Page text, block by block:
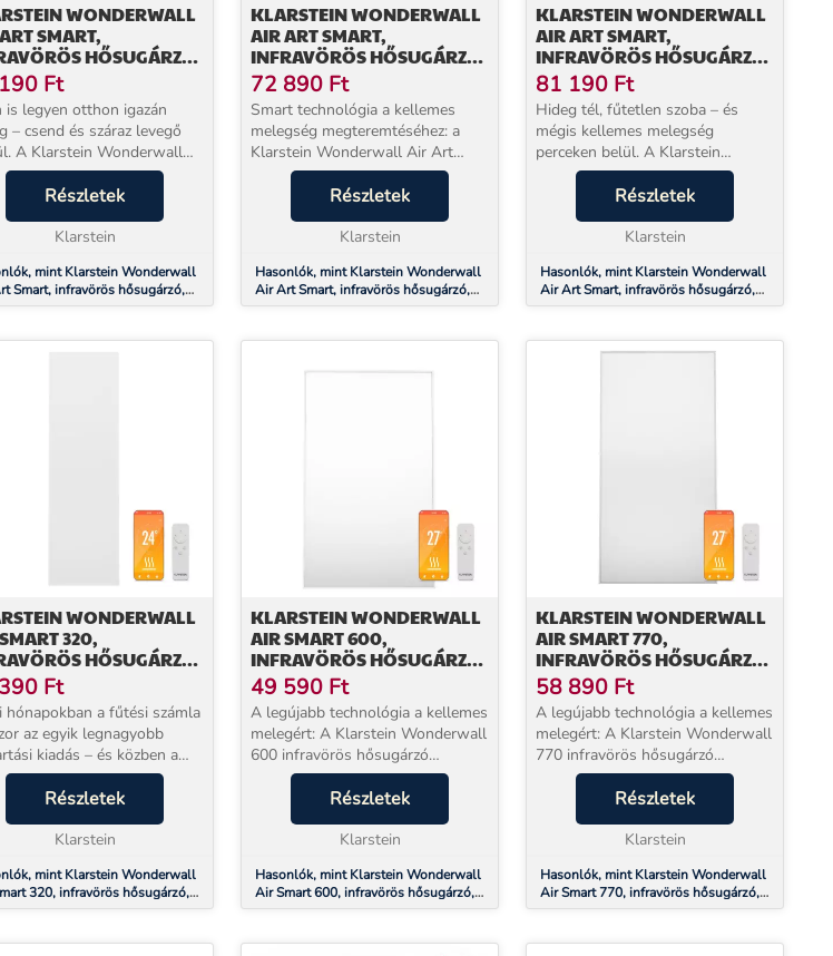
WONDERWALL
SMART,
HŐSUGÁRZÓ,
60 CM, 700 W,
CSILLAGOK
Ft
is legyen otthon igazán
– csend és száraz levegő
A Klarstein Wonderwall
fűtőpanel 600 W
már 2–3 percen
érezhetően melegíti a
anélkü...
Részletek
Klarstein
mint Klarstein Wonderwall
Smart, infravörös hősugárzó,
60 cm, 700 W, alkalmazás,
KLARSTEIN WONDERWALL
AIR ART SMART,
INFRAVÖRÖS HŐSUGÁRZÓ,
120 X 60 CM, 700 W,
ALKALMAZÁS,
NAPFELKELTE
72 890 Ft
Smart technológia a kellemes
melegség megteremtéséhez: a
Klarstein Wonderwall Air Art
Smart infravörös fűtőtest nagyon
hatékonyan és helytakarékosan
hoz meleget bármely helyiségbe,
ugyanakkor nyomott...
Részletek
Klarstein
Hasonlók, mint Klarstein Wonderwall
Air Art Smart, infravörös hősugárzó,
120 x 60 cm, 700 W, alkalmazás,
KLARSTEIN WONDERWALL
AIR ART SMART,
INFRAVÖRÖS HŐSUGÁRZÓ,
120 X 60 CM, 700 W,
ALKALMAZÁS, KERTI
ÖSVÉNY
81 190 Ft
Hideg tél, fűtetlen szoba – és
mégis kellemes melegség
perceken belül. A Klarstein
Wonderwall Art infravörös
fűtőpanel 600 W teljesítménnyel
közvetlenül Önt és a felületeket
melegíti, nem a levegőt. S...
Részletek
Klarstein
Hasonlók, mint Klarstein Wonderwall
Air Art Smart, infravörös hősugárzó,
120 x 60 cm, 700 W, alkalmazás, kerti
WONDERWALL
320,
HŐSUGÁRZÓ,
CM, 320 W,
Ft
hónapokban a fűtési számla
az egyik legnagyobb
kiadás – és közben a
elektromos fűtők
zajjal és
felmelegedési idővel
meg a min...
Részletek
Klarstein
mint Klarstein Wonderwall
320, infravörös hősugárzó,
cm, 320 W, alkalmazás
KLARSTEIN WONDERWALL
AIR SMART 600,
INFRAVÖRÖS HŐSUGÁRZÓ,
60 X 100 CM, 600 W,
ALKALMAZÁS
49 590 Ft
A legújabb technológia a kellemes
melegért: A Klarstein Wonderwall
600 infravörös hősugárzó
rendkívül hatékony és
helytakarékos módon kellemes
meleget hoz bármely helyiségbe.A
Wonderwall infravörös h...
Részletek
Klarstein
Hasonlók, mint Klarstein Wonderwall
Air Smart 600, infravörös hősugárzó,
60 x 100 cm, 600 W, alkalmazás
KLARSTEIN WONDERWALL
AIR SMART 770,
INFRAVÖRÖS HŐSUGÁRZÓ,
60 X 120 CM, 770 W,
ALKALMAZÁS
58 890 Ft
A legújabb technológia a kellemes
melegért: A Klarstein Wonderwall
770 infravörös hősugárzó
rendkívül hatékony és
helytakarékos módon kellemes
meleget hoz bármely helyiségbe.A
Wonderwall infravörös h...
Részletek
Klarstein
Hasonlók, mint Klarstein Wonderwall
Air Smart 770, infravörös hősugárzó,
60 x 120 cm, 770 W, alkalmazás